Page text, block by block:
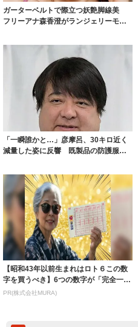
ガーターベルトで際立つ妖艶脚線美
フリーアナ森香澄がランジェリーモデ
「一瞬誰かと…」彦摩呂、30キロ近く
減量した姿に反響 既製品の防護服が
【昭和43年以前生まれはロト６この数
字を買うべき】6つの数字が「完全一
致」する方...
PR(株式会社MURA)